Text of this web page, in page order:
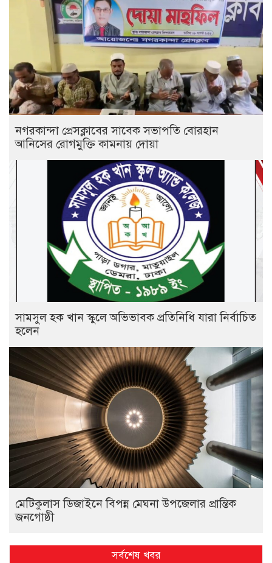
নগরকান্দা প্রেসক্লাবের সাবেক সভাপতি বোরহান
আনিসের রোগমুক্তি কামনায় দোয়া
সামসুল হক খান স্কুলে অভিভাবক প্রতিনিধি যারা নির্বাচিত
হলেন
মেটিকুলাস ডিজাইনে বিপন্ন মেঘনা উপজেলার প্রান্তিক
জনগোষ্ঠী
সর্বশেষ খবর